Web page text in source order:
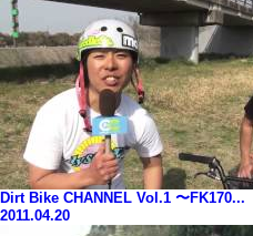
Dirt Bike CHANNEL Vol.1 〜FK170...
2011.04.20